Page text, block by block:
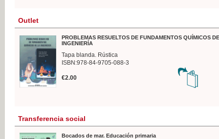
Outlet
PROBLEMAS RESUELTOS DE FUNDAMENTOS QUÍMICOS
INGENIERÍA
Tapa blanda. Rústica
ISBN:978-84-9705-088-3
€2.00
Transferencia social
Bocados de mar. Educación primaria